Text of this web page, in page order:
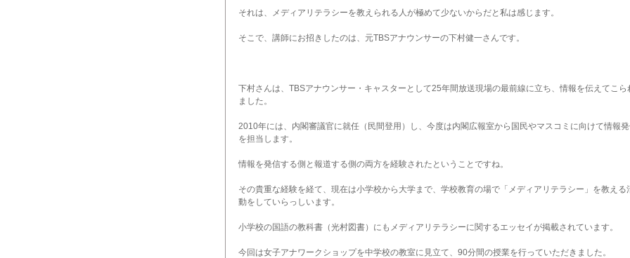
それは、メディアリテラシーを教えられる人が極めて少ないからだと私は感じます。
そこで、講師にお招きしたのは、元TBSアナウンサーの下村健一さんです。
下村さんは、TBSアナウンサー・キャスターとして25年間放送現場の最前線に立ち、情報を伝えてこら
ました。
2010年には、内閣審議官に就任（民間登用）し、今度は内閣広報室から国民やマスコミに向けて情報
を担当します。
情報を発信する側と報道する側の両方を経験されたということですね。
その貴重な経験を経て、現在は小学校から大学まで、学校教育の場で「メディアリテラシー」を教える
動をしていらっしいます。
小学校の国語の教科書（光村図書）にもメディアリテラシーに関するエッセイが掲載されています。
今回は女子アナワークショップを中学校の教室に見立て、90分間の授業を行っていただきました。